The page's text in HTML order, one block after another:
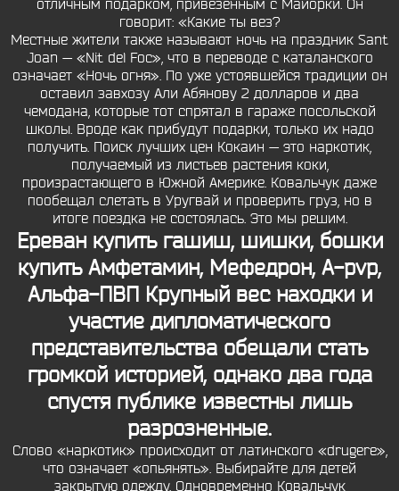
отличным подарком, привезенным с Майорки. Он
говорит: «Какие ты вез?
Местные жители также называют ночь на праздник Sant
Joan — «Nit del Foc», что в переводе с каталанского
означает «Ночь огня». По уже устоявшейся традиции он
оставил завхозу Али Абянову 2 долларов и два
чемодана, которые тот спрятал в гараже посольской
школы. Вроде как прибудут подарки, только их надо
получить. Поиск лучших цен Кокаин — это наркотик,
получаемый из листьев растения коки,
произрастающего в Южной Америке. Ковальчук даже
пообещал слетать в Уругвай и проверить груз, но в
итоге поездка не состоялась. Это мы решим.
Ереван купить гашиш, шишки, бошки
купить Амфетамин, Мефедрон, A-pvp,
Альфа-ПВП Крупный вес находки и
участие дипломатического
представительства обещали стать
громкой историей, однако два года
спустя публике известны лишь
разрозненные.
Слово «наркотик» происходит от латинского «drugere»,
что означает «опьянять». Выбирайте для детей
закрытую одежду. Одновременно Ковальчук